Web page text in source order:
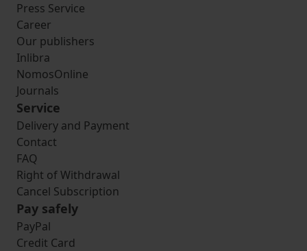
Press Service
Career
Our publishers
Inlibra
NomosOnline
Journals
Service
Delivery and Payment
Contact
FAQ
Right of Withdrawal
Cancel Subscription
Pay safely
PayPal
Credit Card